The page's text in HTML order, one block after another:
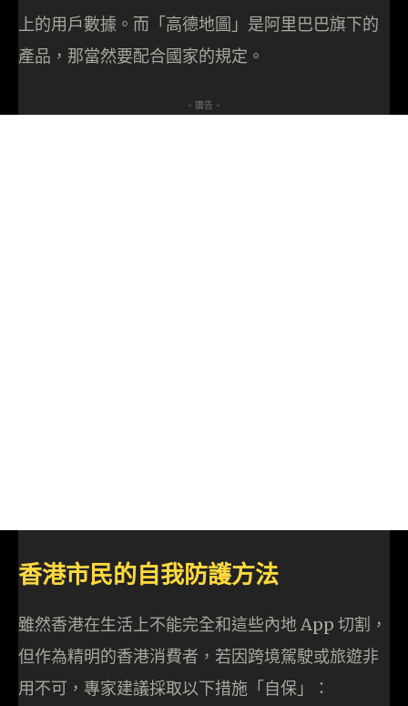
上的用戶數據。而「高德地圖」是阿里巴巴旗下的
產品，那當然要配合國家的規定。
- 廣告 -
香港市民的自我防護方法
雖然香港在生活上不能完全和這些內地 App 切割，
但作為精明的香港消費者，若因跨境駕駛或旅遊非
用不可，專家建議採取以下措施「自保」：